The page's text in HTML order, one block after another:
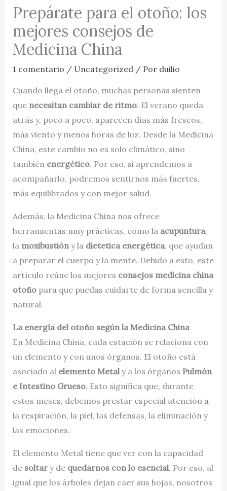
Prepárate para el otoño: los
mejores consejos de
Medicina China
1 comentario / Uncategorized / Por duilio
Cuando llega el otoño, muchas personas sienten
que necesitan cambiar de ritmo. El verano queda
atrás y, poco a poco, aparecen días más frescos,
más viento y menos horas de luz. Desde la Medicina
China, este cambio no es solo climático, sino
también energético. Por eso, si aprendemos a
acompañarlo, podremos sentirnos más fuertes,
más equilibrados y con mejor salud.
Además, la Medicina China nos ofrece
herramientas muy prácticas, como la acupuntura,
la moxibustióny la dietetica energética, que ayudan
a preparar el cuerpo y la mente. Debido a esto, este
artículo reúne los mejores consejos medicina china
otoñopara que puedas cuidarte de forma sencilla y
natural.
La energía del otoño según la Medicina China
En Medicina China, cada estación se relaciona con
un elemento y con unos órganos. El otoño está
asociado al elemento Metaly a los órganos Pulmón
e Intestino Grueso. Esto significa que, durante
estos meses, debemos prestar especial atención a
la respiración, la piel, las defensas, la eliminación y
las emociones.
El elemento Metal tiene que ver con la capacidad
de soltary de quedarnos con lo esencial. Por eso, al
igual que los árboles dejan caer sus hojas, nosotros